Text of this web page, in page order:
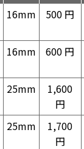
16mm 500 円
16mm 600 円
25mm
1,600
円
25mm
1,700
円